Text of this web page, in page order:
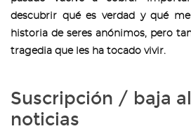
descubrir qué es verdad y qué
historia de seres anónimos, pero
tragedia que les ha tocado vivir.
Suscripción / baja
noticias